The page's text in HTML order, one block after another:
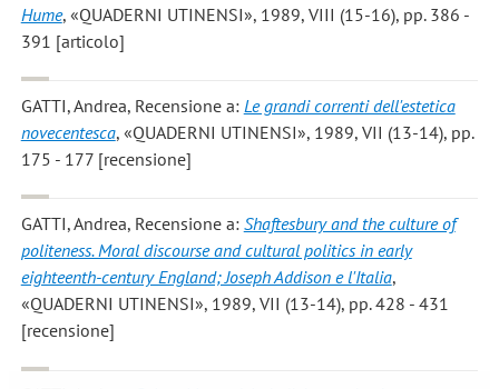
Hume, «QUADERNI UTINENSI», 1989, VIII (15-16), pp. 386 -
391 [articolo]
GATTI, Andrea, Recensione a: Le grandi correnti dell'estetica
novecentesca, «QUADERNI UTINENSI», 1989, VII (13-14), pp.
175 - 177 [recensione]
GATTI, Andrea, Recensione a: Shaftesbury and the culture of
politeness. Moral discourse and cultural politics in early
eighteenth-century England; Joseph Addison e l'Italia,
«QUADERNI UTINENSI», 1989, VII (13-14), pp. 428 - 431
[recensione]